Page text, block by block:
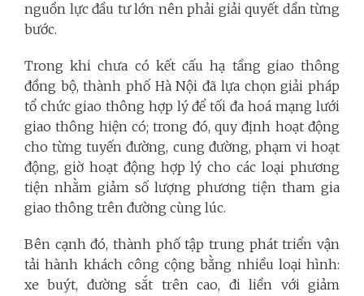
nguồn lực đầu tư lớn nên phải giải quyết dần từng
bước.
Trong khi chưa có kết cấu hạ tầng giao thông
đồng bộ, thành phố Hà Nội đã lựa chọn giải pháp
tổ chức giao thông hợp lý để tối đa hoá mạng lưới
giao thông hiện có; trong đó, quy định hoạt động
cho từng tuyến đường, cung đường, phạm vi hoạt
động, giờ hoạt động hợp lý cho các loại phương
tiện nhằm giảm số lượng phương tiện tham gia
giao thông trên đường cùng lúc.
Bên cạnh đó, thành phố tập trung phát triển vận
tải hành khách công cộng bằng nhiều loại hình:
xe buýt, đường sắt trên cao, đi liền với giảm